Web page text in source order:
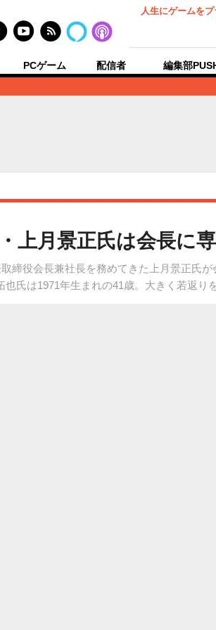
人生にゲームを
PCゲーム 配信者 編集部
上月景正氏は会長に
締役会長兼社長を務めてきた上月景正氏
氏は1971年生まれの41歳。大きく若返り